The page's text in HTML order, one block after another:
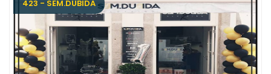
423 - SEM.DUBIDA